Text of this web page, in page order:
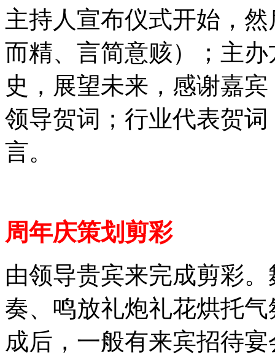
主持人宣布仪式开始，
而精、言简意赅）；主
史，展望未来，感谢嘉
领导贺词；行业代表贺
言。
周年庆策划剪彩
由领导贵宾来完成剪彩
奏、鸣放礼炮礼花烘托
成后，一般有来宾招待